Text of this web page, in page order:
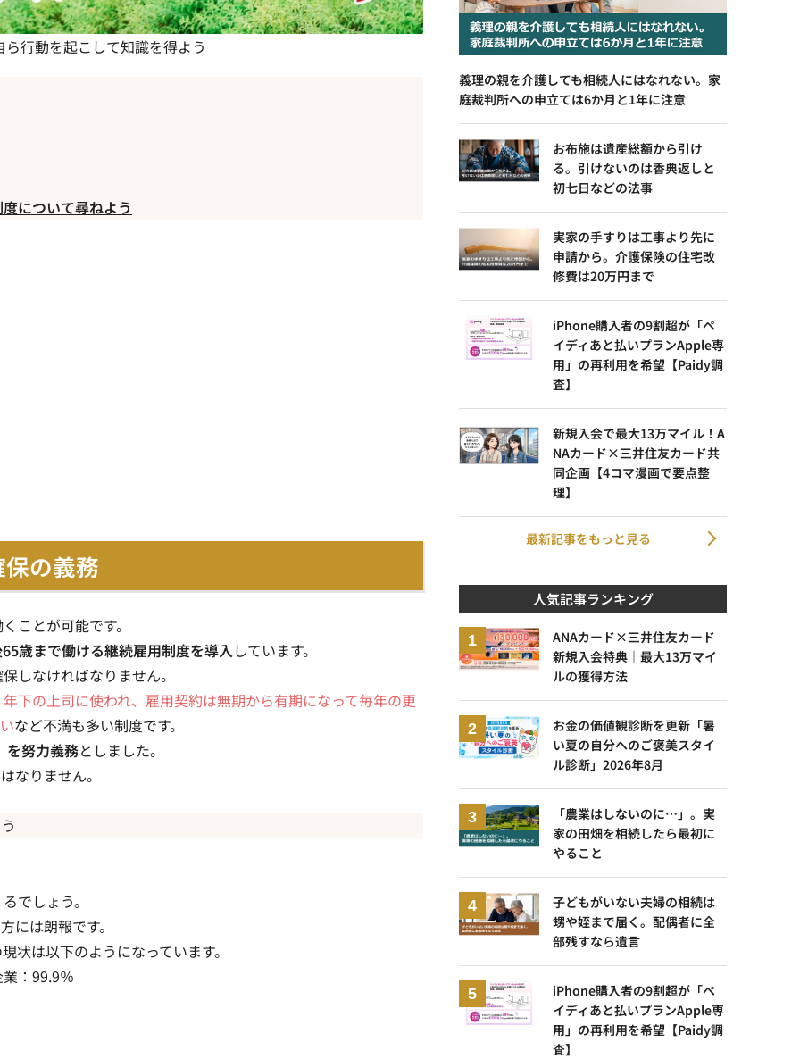
行動を起こして知識を得よう
について尋ねよう
の義務
ことが可能です。
歳まで働ける継続雇用制度を導入しています。
しなければなりません。
下の上司に使われ、雇用契約は無期から有期になって毎年の更
など不満も多い制度です。
を努力義務としました。
なりません。
でしょう。
には朗報です。
状は以下のようになっています。
：99.9％
義理の親を介護しても相続人にはなれない。家
庭裁判所への申立ては6か月と1年に注意
お布施は遺産総額から引け
る。引けないのは香典返しと
初七日などの法事
実家の手すりは工事より先に
申請から。介護保険の住宅改
修費は20万円まで
iPhone購入者の9割超が「ペ
イディあと払いプランApple専
用」の再利用を希望【Paidy調
査】
新規入会で最大13万マイル！A
NAカード×三井住友カード共
同企画【4コマ漫画で要点整
理】
最新記事をもっと見る
人気記事ランキング
ANAカード×三井住友カード
新規入会特典｜最大13万マイ
ルの獲得方法
お金の価値観診断を更新「暑
い夏の自分へのご褒美スタイ
ル診断」2026年8月
「農業はしないのに…」。実
家の田畑を相続したら最初に
やること
子どもがいない夫婦の相続は
甥や姪まで届く。配偶者に全
部残すなら遺言
iPhone購入者の9割超が「ペ
イディあと払いプランApple専
用」の再利用を希望【Paidy調
査】